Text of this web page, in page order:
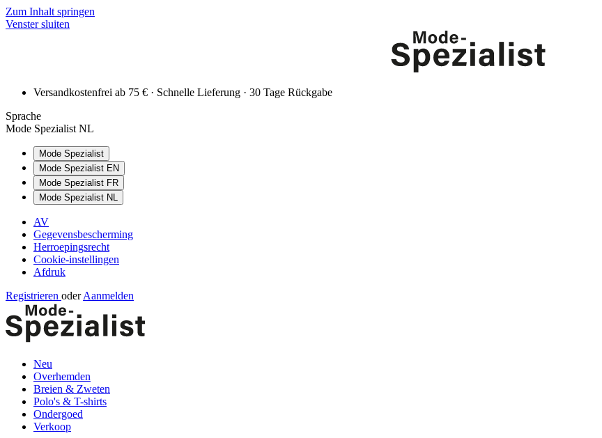
Zum Inhalt springen
Venster sluiten
Versandkostenfrei ab 75 € · Schnelle Lieferung · 30 Tage Rückgabe
Sprache
Mode Spezialist NL
Mode Spezialist
Mode Spezialist EN
Mode Spezialist FR
Mode Spezialist NL
AV
Gegevensbescherming
Herroepingsrecht
Cookie-instellingen
Afdruk
Registrieren oder Aanmelden
Neu
Overhemden
Breien & Zweten
Polo's & T-shirts
Ondergoed
Verkoop